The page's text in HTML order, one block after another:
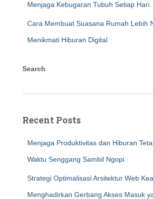
Menjaga Kebugaran Tubuh Setiap Hari
Cara Membuat Suasana Rumah Lebih
Menikmati Hiburan Digital
Search
Recent Posts
Menjaga Produktivitas dan Hiburan
Waktu Senggang Sambil Ngopi
Strategi Optimalisasi Arsitektur Web
Menghadirkan Gerbang Akses Masuk